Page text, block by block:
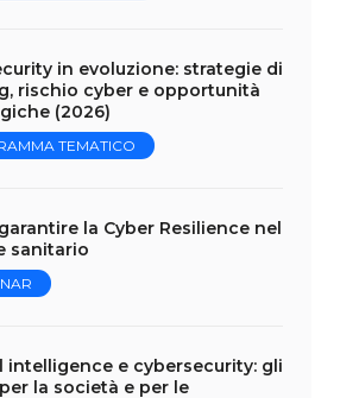
in evoluzione: strategie di
rischio cyber e opportunità
(2026)
TEMATICO
la Cyber Resilience nel
sanitario
intelligence e cybersecurity: gli
la società e per le